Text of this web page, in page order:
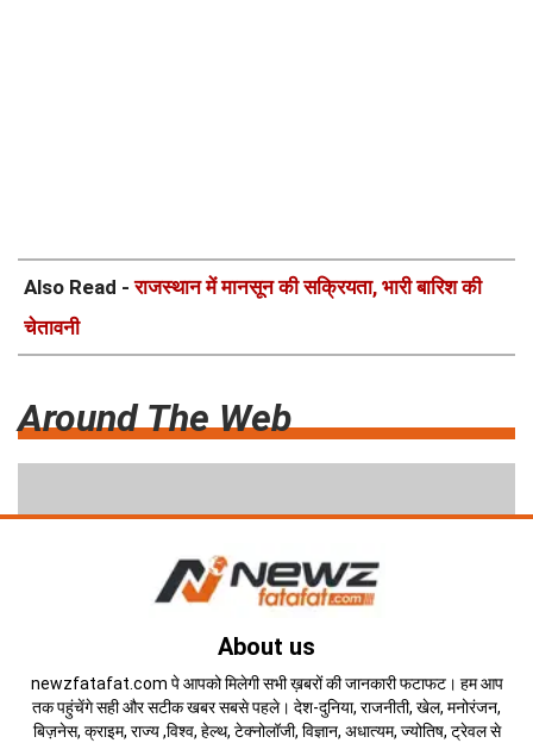
Also Read -राजस्थान में मानसून की सक्रियता, भारी बारिश की
चेतावनी
Around The Web
About us
newzfatafat.com पे आपको मिलेगी सभी ख़बरों की जानकारी फटाफट। हम आप
तक पहुंचेंगे सही और सटीक खबर सबसे पहले। देश-दुनिया, राजनीती, खेल, मनोरंजन,
बिज़नेस, क्राइम, राज्य ,विश्व, हेल्थ, टेक्नोलॉजी, विज्ञान, अधात्यम, ज्योतिष, ट्रेवल से